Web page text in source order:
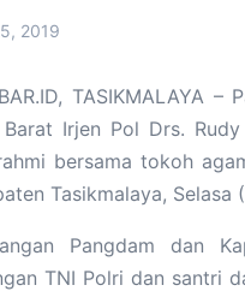
2019
TASIKMALAYA
Irjen Pol Drs.
bersama tokoh
Tasikmalaya, Selasa
Pangdam dan
TNI Polri dan santri